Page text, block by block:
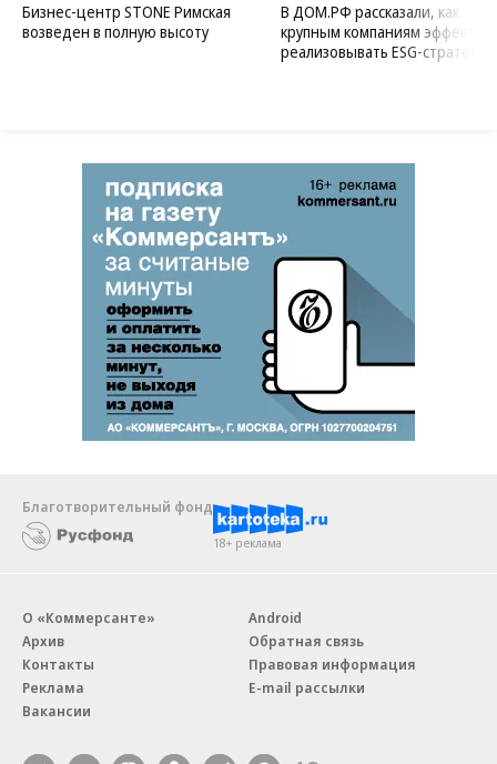
Бизнес-центр STONE Римская
возведен в полную высоту
В ДОМ.РФ рассказали, как
крупным компаниям
реализовывать ESG-стратегию
Благотворительный фонд
18+ реклама
О «Коммерсанте»
Архив
Контакты
Реклама
Вакансии
Android
Обратная связь
Правовая информация
E-mail рассылки